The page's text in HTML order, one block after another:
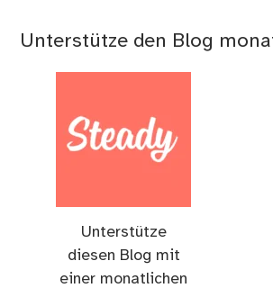
Unterstütze den Blog
Unterstütze
diesen Blog mit
einer monatlichen